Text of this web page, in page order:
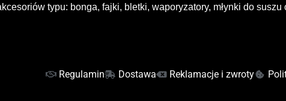
typu: bonga, fajki, bletki, waporyzatory, młynki do
Regulamin Dostawa Reklamacje i zwroty